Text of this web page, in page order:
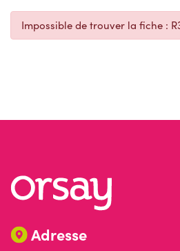
Impossible de trouver la fiche :
Adresse